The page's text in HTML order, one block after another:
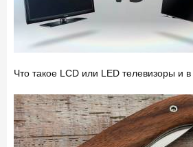
Что такое LCD или LED телевизоры и